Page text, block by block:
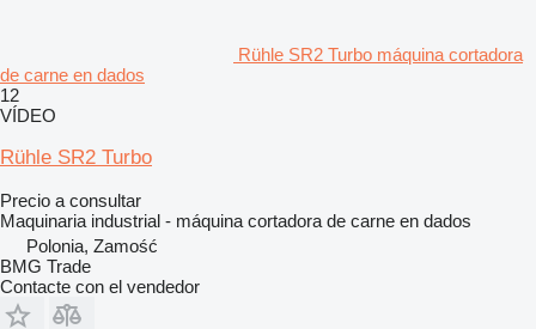
Rühle SR2 Turbo máquina cortadora
de carne en dados
12
VÍDEO
Rühle SR2 Turbo
Precio a consultar
Maquinaria industrial - máquina cortadora de carne en dados
Polonia, Zamość
BMG Trade
Contacte con el vendedor